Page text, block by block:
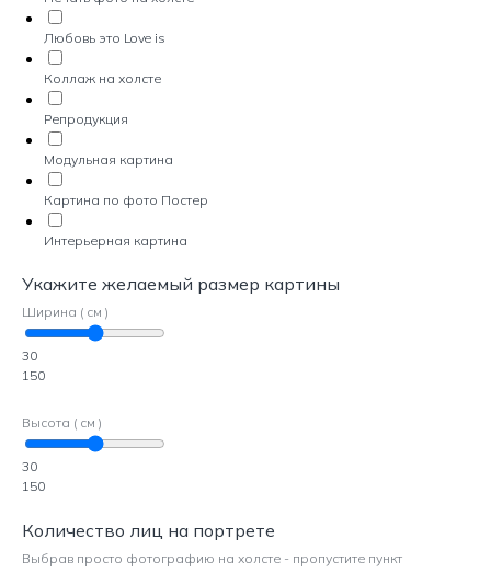
Любовь это Love is
Коллаж на холсте
Репродукция
Модульная картина
Картина по фото Постер
Интерьерная картина
Укажите желаемый размер картины
Ширина ( см )
30
150
Высота ( см )
30
150
Количество лиц на портрете
Выбрав просто фотографию на холсте - пропустите пункт